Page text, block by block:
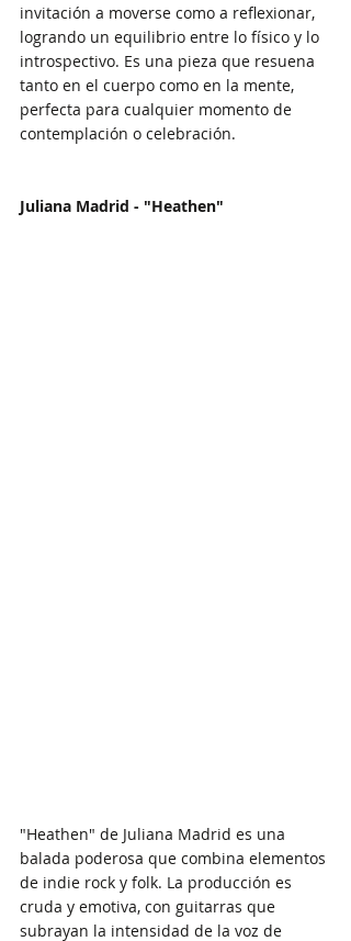
invitación a moverse como a reflexionar,
logrando un equilibrio entre lo físico y lo
introspectivo. Es una pieza que resuena
tanto en el cuerpo como en la mente,
perfecta para cualquier momento de
contemplación o celebración.
Juliana Madrid - "Heathen"
"Heathen" de Juliana Madrid es una
balada poderosa que combina elementos
de indie rock y folk. La producción es
cruda y emotiva, con guitarras que
subrayan la intensidad de la voz de